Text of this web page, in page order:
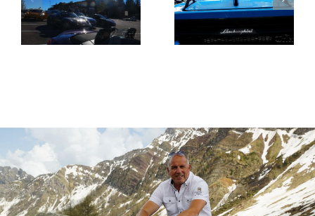
– Südtirol
Dolomiten
Touren
zu Gast bei
Südtirol
Dolomiten